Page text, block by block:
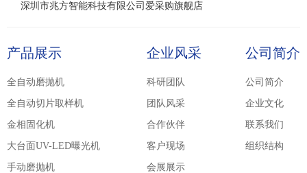
深圳市兆方智能科技有限公司爱采购旗舰店
产品展示
全自动磨抛机
全自动切片取样机
金相固化机
大台面UV-LED曝光机
手动磨抛机
企业风采
科研团队
团队风采
合作伙伴
客户现场
会展展示
公司简介
公司简介
企业文化
联系我们
组织结构